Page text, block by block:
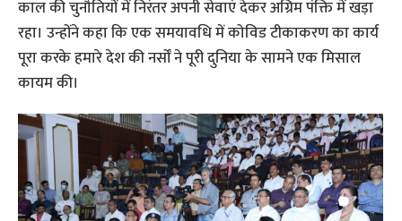
काल की चुनौतियों में निरंतर अपनी सेवाएं देकर अग्रिम पंक्ति में खड़ा
रहा। उन्होंने कहा कि एक समयावधि में कोविड टीकाकरण का कार्य
पूरा करके हमारे देश की नर्सों ने पूरी दुनिया के सामने एक मिसाल
कायम की।